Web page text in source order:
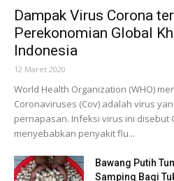
Dampak Virus Corona
Perekonomian Global
Indonesia
12 Maret 2020
World Health Organization (WHO)
Coronaviruses (Cov) adalah virus
pernapasan. Infeksi virus ini disebut
menyebabkan penyakit flu...
Bawang Putih
Samping Bagi